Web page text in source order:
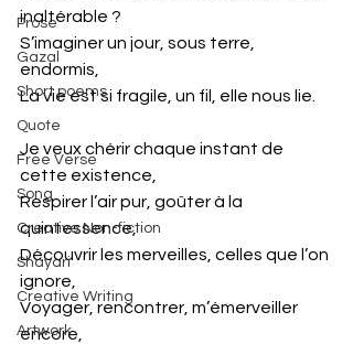
Prose
Gazal
Short poems
Quote
Free Verse
Song
Creative Non-fiction
Shayari
Creative Writing
Artwork
inaltérable ?
S’imaginer un jour, sous terre,
endormis,
La vie est si fragile, un fil, elle nous lie.
Je veux chérir chaque instant de
cette existence,
Respirer l’air pur, goûter à la
quintessence,
Découvrir les merveilles, celles que l’on
ignore,
Voyager, rencontrer, m’émerveiller
encore,